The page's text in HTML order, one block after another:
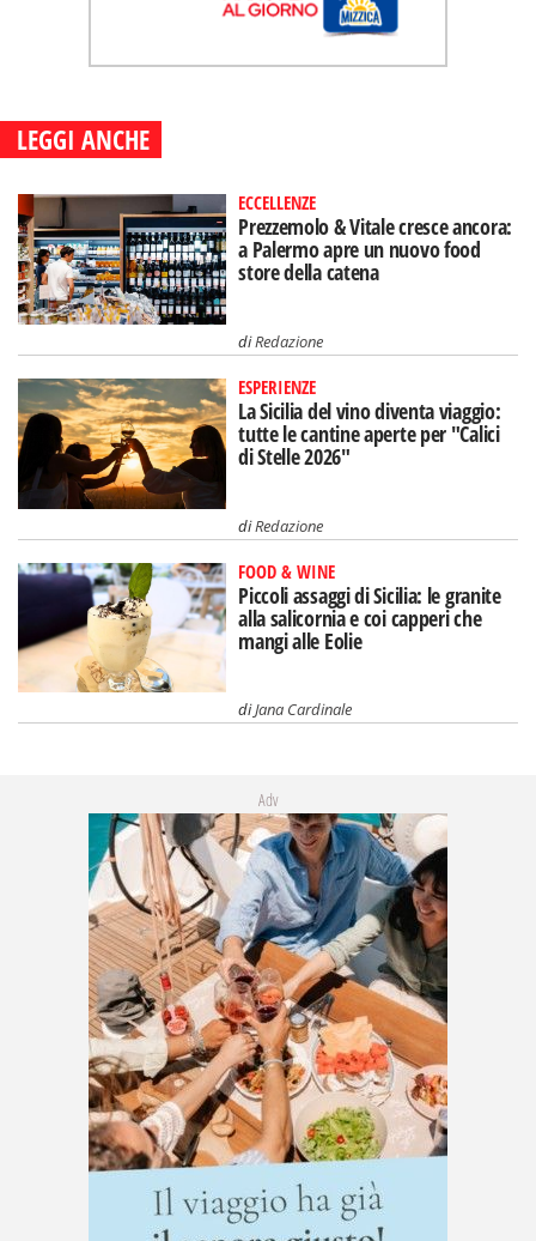
LEGGI ANCHE
ECCELLENZE
Prezzemolo & Vitale cresce ancora:
a Palermo apre un nuovo food
store della catena
diRedazione
ESPERIENZE
La Sicilia del vino diventa viaggio:
tutte le cantine aperte per "Calici
di Stelle 2026"
diRedazione
FOOD & WINE
Piccoli assaggi di Sicilia: le granite
alla salicornia e coi capperi che
mangi alle Eolie
diJana Cardinale
Adv